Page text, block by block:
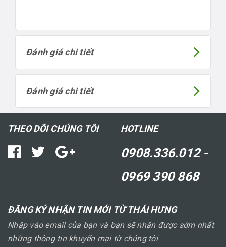
Đánh giá chi tiết
Đánh giá chi tiết
THEO DÕI CHÚNG TÔI HOTLINE
0908.336.012 -
0969 390 868
ĐĂNG KÝ NHẬN TIN MỚI TỪ THÁI HƯNG
Nhập vào email của bạn và bạn sẽ nhận được sớm nhất
những thông tin khuyến mại từ chúng tôi